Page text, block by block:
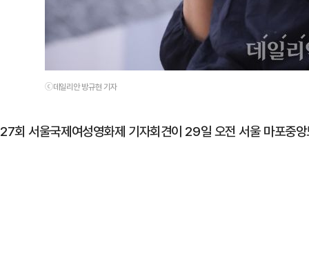
ⓒ데일리안 방규현 기자
27회 서울국제여성영화제 기자회견이 29일 오전 서울 마포중